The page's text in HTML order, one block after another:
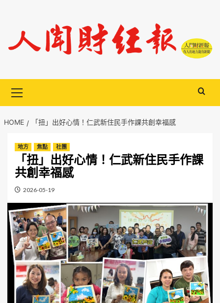
content
Menu
HOME 「扭」出好心情！仁武新住民手作課共創幸福感
地方 焦點 社團
「扭」出好心情！仁武新住民手作課
共創幸福感
2026-05-19